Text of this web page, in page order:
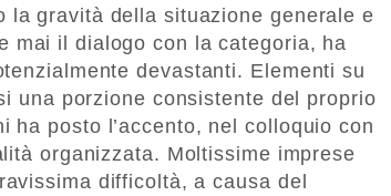
la gravità della situazione generale e
mai il dialogo con la categoria, ha
devastanti. Elementi su
una porzione consistente del proprio
posto l’accento, nel colloquio con
organizzata. Moltissime imprese
difficoltà, a causa del